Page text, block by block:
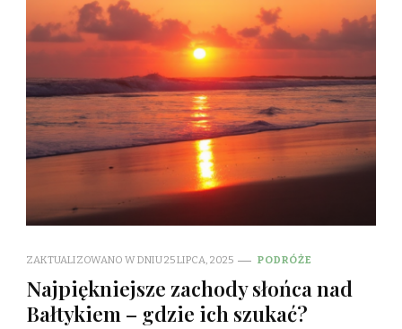
ZAKTUALIZOWANO W DNIU25 LIPCA, 2025 PODRÓŻE
Najpiękniejsze zachody słońca nad
Bałtykiem – gdzie ich szukać?